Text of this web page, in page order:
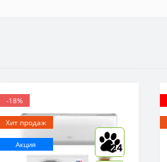
-18%
Хит продаж
Акция 24